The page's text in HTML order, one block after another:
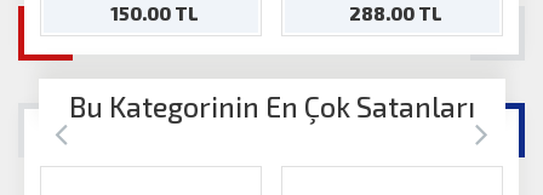
150.00 TL 288.00 TL
Bu Kategorinin En Çok Satanları